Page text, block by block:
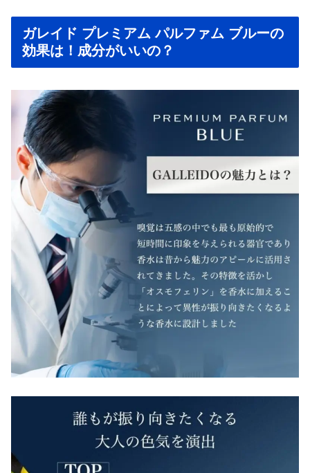
ガレイド プレミアム パルファム ブルーの
効果は！成分がいいの？